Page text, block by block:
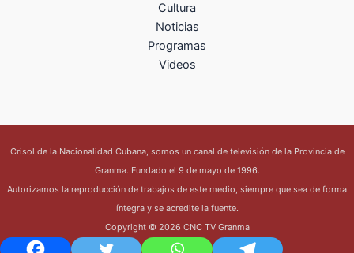
Cultura
Noticias
Programas
Videos
Crisol de la Nacionalidad Cubana, somos un canal de televisión de la Provincia de
Granma. Fundado el 9 de mayo de 1996.
Autorizamos la reproducción de trabajos de este medio, siempre que sea de forma
íntegra y se acredite la fuente.
Copyright © 2026 CNC TV Granma